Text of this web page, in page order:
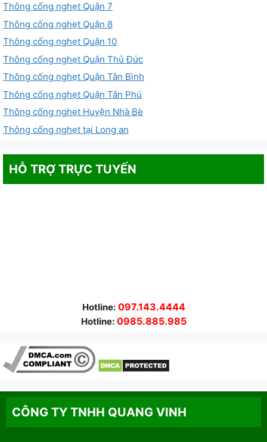
Thông cống nghẹt Quận 7
Thông cống nghẹt Quận 8
Thông cống nghẹt Quận 10
Thông cống nghẹt Quận Thủ Đức
Thông cống nghẹt Quận Tân Bình
Thông cống nghẹt Quận Tân Phú
Thông cống nghẹt Huyện Nhà Bè
Thông cống nghẹt tại Long an
HỖ TRỢ TRỰC TUYẾN
Hotline: 097.143.4444
Hotline: 0985.885.985
CÔNG TY TNHH QUANG VINH